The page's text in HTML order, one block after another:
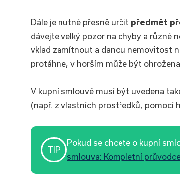
Dále je nutné přesně určit předmět
dávejte velký pozor na chyby a různé
vklad zamítnout a danou nemovitost
protáhne, v horším může být
V kupní smlouvě musí být uvedena
(např. z vlastních prostředků, pomocí
TIP
Pokud se chcete o kupní
smlouva: Kompletní